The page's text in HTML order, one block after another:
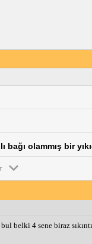
olammış bir
belki 4 sene biraz